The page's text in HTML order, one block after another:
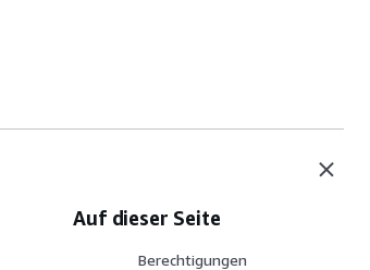
Auf dieser Seite
Berechtigungen